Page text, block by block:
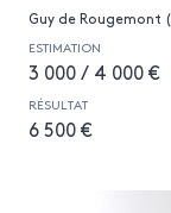
Guy de Rougemont
ESTIMATION
3 000 / 4 000 €
RÉSULTAT
6 500 €